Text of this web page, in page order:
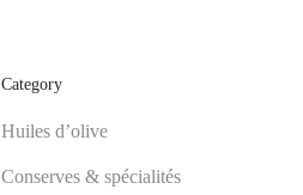
Category
Huiles d’olive
Conserves & spécialités